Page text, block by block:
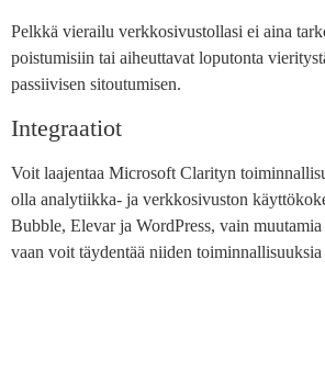
Pelkkä vierailu verkkosivustollasi ei aina
poistumisiin tai aiheuttavat loputonta
passiivisen sitoutumisen.
Integraatiot
Voit laajentaa Microsoft Clarityn
olla analytiikka- ja verkkosivuston
Bubble, Elevar ja WordPress, vain
vaan voit täydentää niiden